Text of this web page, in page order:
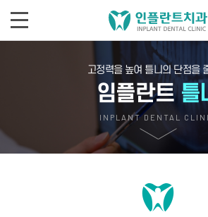
고정력을 높여 틀니의 단점을
임플란트틀
INPLANT DENTAL